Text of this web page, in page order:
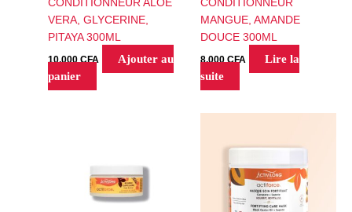
CONDITIONNEUR ALOE
VERA, GLYCERINE,
PITAYA 300ML
10,000CFA
Ajouter au
panier
CONDITIONNEUR
MANGUE, AMANDE
DOUCE 300ML
8,000CFA
Lire la
suite